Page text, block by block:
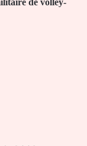
de volley-